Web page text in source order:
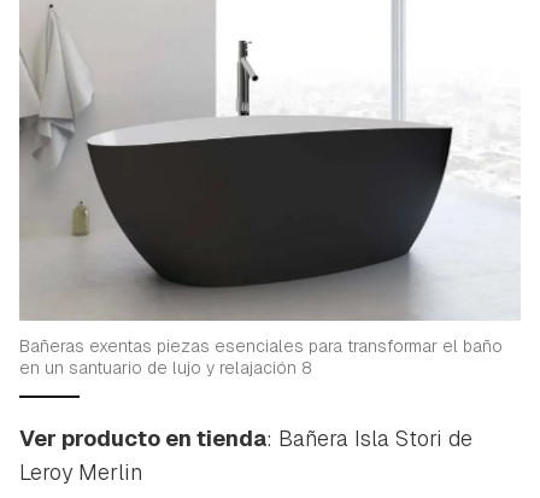
Bañeras exentas piezas esenciales para transformar el baño
en un santuario de lujo y relajación 8
Ver producto en tienda: Bañera Isla Stori de
Leroy Merlin